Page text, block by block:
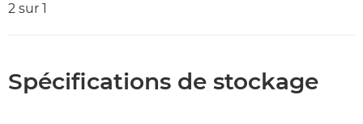
2 sur 1
Spécifications de stockage